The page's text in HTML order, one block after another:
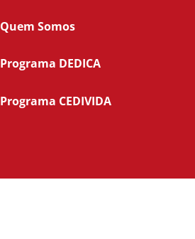
Quem Somos
Programa DEDICA
Programa CEDIVIDA